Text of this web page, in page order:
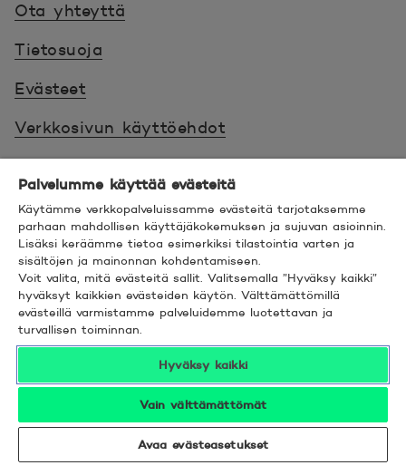
Ota yhteyttä
Tietosuoja
Evästeet
Verkkosivun käyttöehdot
Turvallinen asiointi
Saavutettavuus
Hyödyllistä tietää
© 2026 POP Pankki,
ESPOO
Palvelumme käyttää evästeitä
Käytämme verkkopalveluissamme evästeitä tarjotaksemme
parhaan mahdollisen käyttäjäkokemuksen ja sujuvan asioinnin.
Lisäksi keräämme tietoa esimerkiksi tilastointia varten ja
sisältöjen ja mainonnan kohdentamiseen.
Voit valita, mitä evästeitä sallit. Valitsemalla ”Hyväksy kaikki”
hyväksyt kaikkien evästeiden käytön. Välttämättömillä
evästeillä varmistamme palveluidemme luotettavan ja
turvallisen toiminnan.
Hyväksy kaikki
Vain välttämättömät
Avaa evästeasetukset